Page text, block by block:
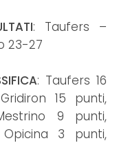
: Taufers –
23-27
: Taufers 16
15 punti,
9 punti,
3 punti,